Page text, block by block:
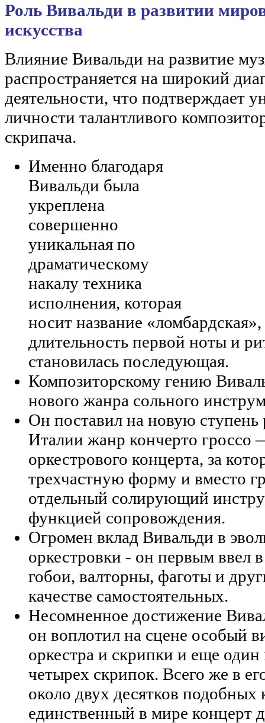
Роль Вивальди в развитии
искусства
Влияние Вивальди на развитие
распространяется на широкий
деятельности, что подтверждает
личности талантливого
скрипача.
Именно благодаря
Вивальди была
укреплена
совершенно
уникальная по
драматическому
накалу техника
исполнения, которая
носит название
длительность первой ноты и
становилась последующая.
Композиторскому гению
нового жанра сольного
Он поставил на новую ступень
Италии жанр кончерто гроссо
оркестрового концерта, за
трехчастную форму и вместо
отдельный солирующий
функцией сопровождения.
Огромен вклад Вивальди в
оркестровки - он первым ввел
гобои, валторны, фаготы и
качестве самостоятельных.
Несомненное достижение
он воплотил на сцене особый
оркестра и скрипки и еще один
четырех скрипок. Всего же в
около двух десятков подобных
единственный в мире концерт